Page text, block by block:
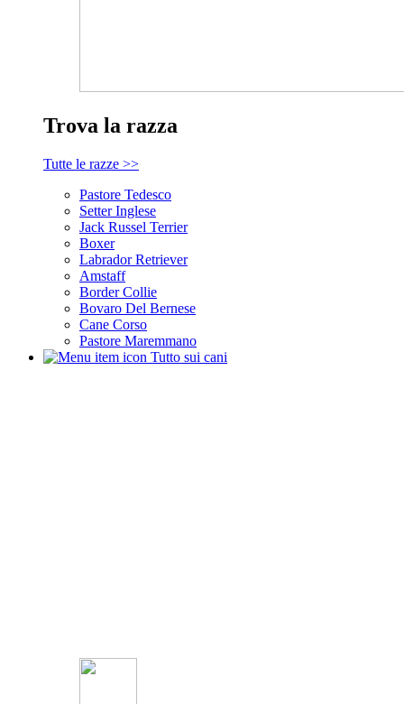
Trova la razza
Tutte le razze >>
Pastore Tedesco
Setter Inglese
Jack Russel Terrier
Boxer
Labrador Retriever
Amstaff
Border Collie
Bovaro Del Bernese
Cane Corso
Pastore Maremmano
Tutto sui cani